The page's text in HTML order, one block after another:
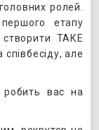
ролей.
етапу
ТАКЕ
але
робить вас на